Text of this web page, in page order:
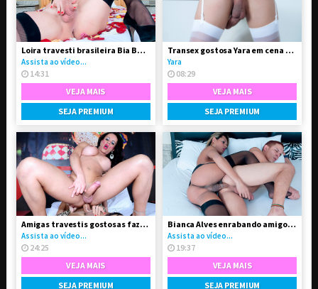
Loira travesti brasileira Bia Bastos pelada
Assista ao vídeo...
14:31
VEJA MAIS
SEJA PREMIUM
Transex gostosa Yara em cena solo
Yara
08:29
VEJA MAIS
SEJA PREMIUM
Amigas travestis gostosas fazendo troca-troca
Assista ao vídeo...
24:25
VEJA MAIS
SEJA PREMIUM
Bianca Alves enrabando amigo gay
Assista ao vídeo...
19:37
VEJA MAIS
SEJA PREMIUM